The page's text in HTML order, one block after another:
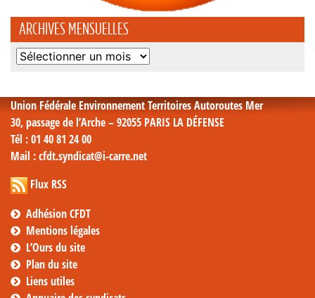
ARCHIVES MENSUELLES
Archives
Union Fédérale Environnement Territoires Autoroutes Mer
30, passage de l’Arche – 92055 PARIS LA DÉFENSE
Tél : 01 40 81 24 00
Mail : cfdt.syndicat@i-carre.net
Flux RSS
Adhésion CFDT
Mentions légales
L’Ours du site
Plan du site
Liens utiles